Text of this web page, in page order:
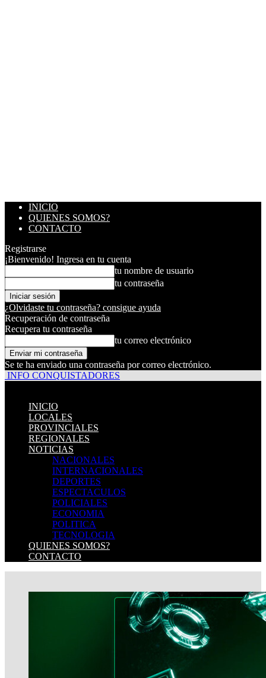
INICIO
QUIENES SOMOS?
CONTACTO
Registrarse
¡Bienvenido! Ingresa en tu cuenta
tu nombre de usuario
tu contraseña
¿Olvidaste tu contraseña? consigue ayuda
Recuperación de contraseña
Recupera tu contraseña
tu correo electrónico
Se te ha enviado una contraseña por correo electrónico.
INFO CONQUISTADORES
INICIO
LOCALES
PROVINCIALES
REGIONALES
NOTICIAS
NACIONALES
INTERNACIONALES
DEPORTES
ESPECTACULOS
POLICIALES
ECONOMIA
POLITICA
TECNOLOGIA
QUIENES SOMOS?
CONTACTO